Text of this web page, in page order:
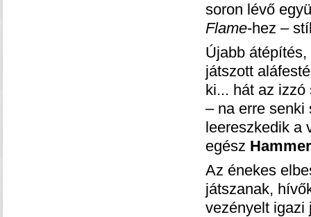
soron lévő
Flame-hez –
Újabb
játszott
ki... hát az
– na erre senki
leereszkedik a
egész
Az énekes
játszanak,
vezényelt igazi